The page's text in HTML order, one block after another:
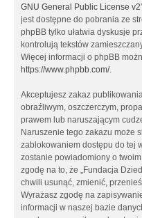
GNU General Public License v2
jest dostępne do pobrania ze
phpBB tylko ułatwia dyskusje
kontrolują tekstów
Więcej informacji o phpBB
https://www.phpbb.com/.
Akceptujesz zakaz
obraźliwym, oszczerczym,
prawem lub naruszającym
Naruszenie tego zakazu może
zablokowaniem dostępu do tej
zostanie powiadomiony o
zgodę na to, że „Fundacja
chwili usunąć, zmienić,
Wyrażasz zgodę na
informacji w naszej bazie